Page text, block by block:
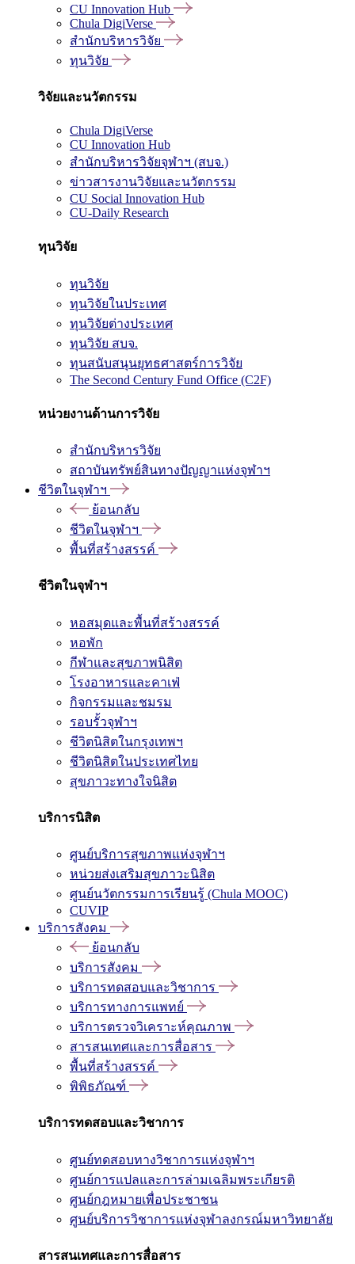
CU Innovation Hub
Chula DigiVerse
สำนักบริหารวิจัย
ทุนวิจัย
วิจัยและนวัตกรรม
Chula DigiVerse
CU Innovation Hub
สำนักบริหารวิจัยจุฬาฯ (สบจ.)
ข่าวสารงานวิจัยและนวัตกรรม
CU Social Innovation Hub
CU-Daily Research
ทุนวิจัย
ทุนวิจัย
ทุนวิจัยในประเทศ
ทุนวิจัยต่างประเทศ
ทุนวิจัย สบจ.
ทุนสนับสนุนยุทธศาสตร์การวิจัย
The Second Century Fund Office (C2F)
หน่วยงานด้านการวิจัย
สำนักบริหารวิจัย
สถาบันทรัพย์สินทางปัญญาแห่งจุฬาฯ
ชีวิตในจุฬาฯ
ย้อนกลับ
ชีวิตในจุฬาฯ
พื้นที่สร้างสรรค์
ชีวิตในจุฬาฯ
หอสมุดและพื้นที่สร้างสรรค์
หอพัก
กีฬาและสุขภาพนิสิต
โรงอาหารและคาเฟ่
กิจกรรมและชมรม
รอบรั้วจุฬาฯ
ชีวิตนิสิตในกรุงเทพฯ
ชีวิตนิสิตในประเทศไทย
สุขภาวะทางใจนิสิต
บริการนิสิต
ศูนย์บริการสุขภาพแห่งจุฬาฯ
หน่วยส่งเสริมสุขภาวะนิสิต
ศูนย์นวัตกรรมการเรียนรู้ (Chula MOOC)
CUVIP
บริการสังคม
ย้อนกลับ
บริการสังคม
บริการทดสอบและวิชาการ
บริการทางการแพทย์
บริการตรวจวิเคราะห์คุณภาพ
สารสนเทศและการสื่อสาร
พื้นที่สร้างสรรค์
พิพิธภัณฑ์
บริการทดสอบและวิชาการ
ศูนย์ทดสอบทางวิชาการแห่งจุฬาฯ
ศูนย์การแปลและการล่ามเฉลิมพระเกียรติ
ศูนย์กฎหมายเพื่อประชาชน
ศูนย์บริการวิชาการแห่งจุฬาลงกรณ์มหาวิทยาลัย
สารสนเทศและการสื่อสาร